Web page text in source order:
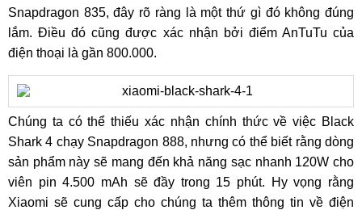
Snapdragon 835, đây rõ ràng là một thứ gì đó không đúng
lắm. Điều đó cũng được xác nhận bởi điểm AnTuTu của
điện thoại là gần 800.000.
Chúng ta có thể thiếu xác nhận chính thức về việc Black
Shark 4 chạy Snapdragon 888, nhưng có thể biết rằng dòng
sản phẩm này sẽ mang đến khả năng sạc nhanh 120W cho
viên pin 4.500 mAh sẽ đầy trong 15 phút. Hy vọng rằng
Xiaomi sẽ cung cấp cho chúng ta thêm thông tin về điện